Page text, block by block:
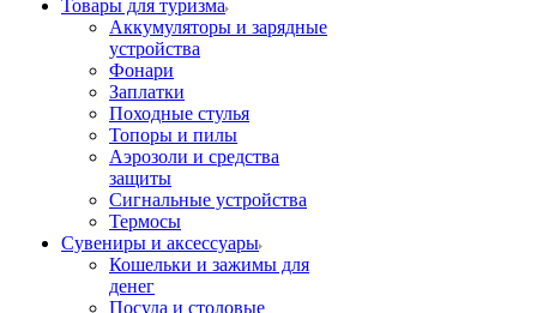
Товары для туризма
Аккумуляторы и зарядные
устройства
Фонари
Заплатки
Походные стулья
Топоры и пилы
Аэрозоли и средства
защиты
Сигнальные устройства
Термосы
Сувениры и аксессуары
Кошельки и зажимы для
денег
Посуда и столовые